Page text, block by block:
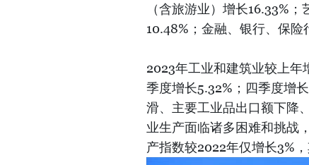
（含旅游业）增长16.33%
10.48%；金融、银行、保险
2023年工业和建筑业较上年
季度增长5.32%；四季度增
滑、主要工业品出口额下降
业生产面临诸多困难和挑战
产指数较2022年仅增长3%